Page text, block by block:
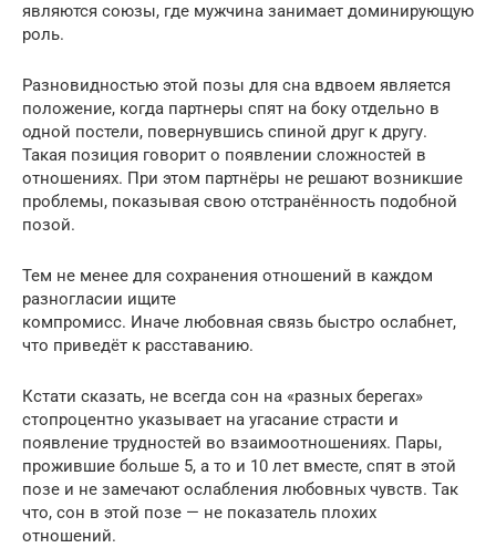
являются союзы, где мужчина занимает доминирующую
роль.
Разновидностью этой позы для сна вдвоем является
положение, когда партнеры спят на боку отдельно в
одной постели, повернувшись спиной друг к другу.
Такая позиция говорит о появлении сложностей в
отношениях. При этом партнёры не решают возникшие
проблемы, показывая свою отстранённость подобной
позой.
Тем не менее для сохранения отношений в каждом
разногласии ищите
компромисс. Иначе любовная связь быстро ослабнет,
что приведёт к расставанию.
Кстати сказать, не всегда сон на «разных берегах»
стопроцентно указывает на угасание страсти и
появление трудностей во взаимоотношениях. Пары,
прожившие больше 5, а то и 10 лет вместе, спят в этой
позе и не замечают ослабления любовных чувств. Так
что, сон в этой позе — не показатель плохих
отношений.